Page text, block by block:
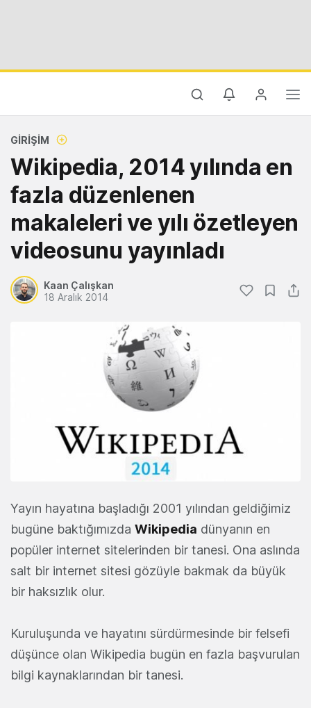
GIRIŞIM
Wikipedia, 2014 yılında en
fazla düzenlenen
makaleleri ve yılı özetleyen
videosunu yayınladı
Kaan Çalışkan
18 Aralık 2014
Yayın hayatına başladığı 2001 yılından geldiğimiz
bugüne baktığımızda Wikipedia dünyanın en
popüler internet sitelerinden bir tanesi. Ona aslında
salt bir internet sitesi gözüyle bakmak da büyük
bir haksızlık olur.
Kuruluşunda ve hayatını sürdürmesinde bir felsefi
düşünce olan Wikipedia bugün en fazla başvurulan
bilgi kaynaklarından bir tanesi.